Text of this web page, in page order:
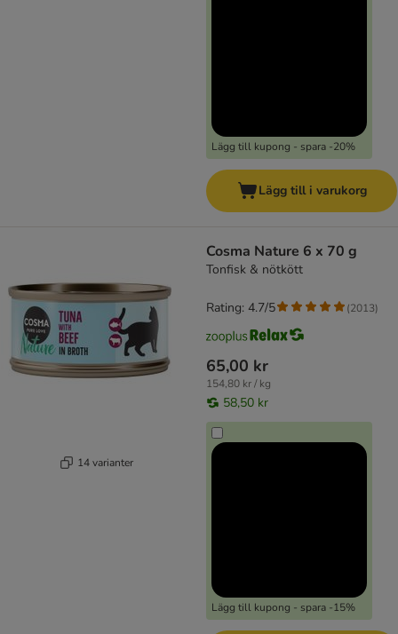
Lägg till kupong - spara -20%
Lägg till i varukorg
14 varianter
Cosma Nature 6 x 70 g
Tonfisk & nötkött
65,00 kr
154,80 kr / kg
58,50 kr
Lägg till kupong - spara -15%
Rating: 4.7/5 (2013)